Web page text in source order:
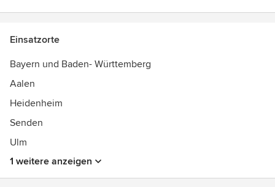
Einsatzorte
Bayern und Baden- Württemberg
Aalen
Heidenheim
Senden
Ulm
1 weitere anzeigen